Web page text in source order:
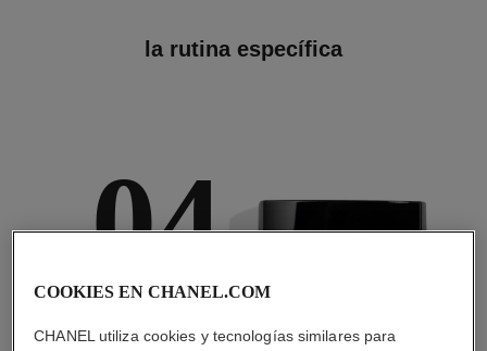
la rutina específica
04
COOKIES EN CHANEL.COM
CHANEL utiliza cookies y tecnologías similares para